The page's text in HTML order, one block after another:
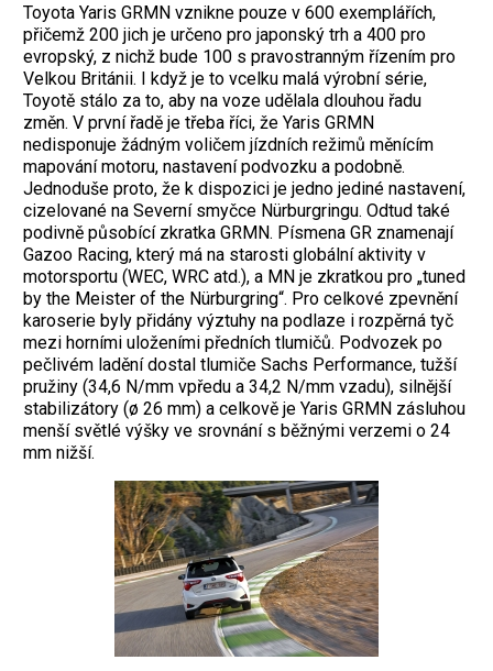
Toyota Yaris GRMN vznikne pouze v 600 exemplářích,
přičemž 200 jich je určeno pro japonský trh a 400 pro
evropský, z nichž bude 100 s pravostranným řízením pro
Velkou Británii. I když je to vcelku malá výrobní série,
Toyotě stálo za to, aby na voze udělala dlouhou řadu
změn. V první řadě je třeba říci, že Yaris GRMN
nedisponuje žádným voličem jízdních režimů měnícím
mapování motoru, nastavení podvozku a podobně.
Jednoduše proto, že k dispozici je jedno jediné nastavení,
cizelované na Severní smyčce Nürburgringu. Odtud také
podivně působící zkratka GRMN. Písmena GR znamenají
Gazoo Racing, který má na starosti globální aktivity v
motorsportu (WEC, WRC atd.), a MN je zkratkou pro „tuned
by the Meister of the Nürburgring“. Pro celkové zpevnění
karoserie byly přidány výztuhy na podlaze i rozpěrná tyč
mezi horními uloženími předních tlumičů. Podvozek po
pečlivém ladění dostal tlumiče Sachs Performance, tužší
pružiny (34,6 N/mm vpředu a 34,2 N/mm vzadu), silnější
stabilizátory (ø 26 mm) a celkově je Yaris GRMN zásluhou
menší světlé výšky ve srovnání s běžnými verzemi o 24
mm nižší.